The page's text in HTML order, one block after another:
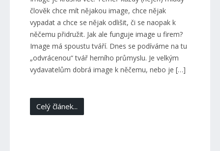
člověk chce mít nějakou image, chce nějak
vypadat a chce se nějak odlišit, či se naopak k
něčemu přidružit. Jak ale funguje image u firem?
Image má spoustu tváří. Dnes se podíváme na tu
„odvrácenou“ tvář herního průmyslu. Je velkým
vydavatelům dobrá image k něčemu, nebo je […]
Celý článek...